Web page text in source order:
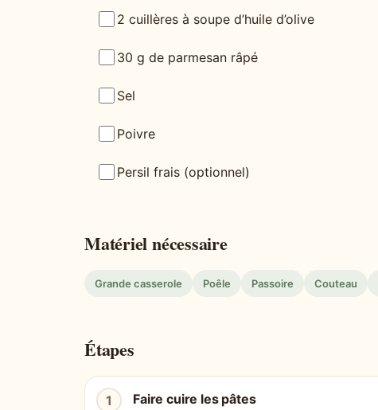
2 cuillères à soupe d’huile d’olive
30 g de parmesan râpé
Sel
Poivre
Persil frais (optionnel)
Matériel nécessaire
Grande casserole Poêle Passoire Couteau
Étapes
Faire cuire les pâtes